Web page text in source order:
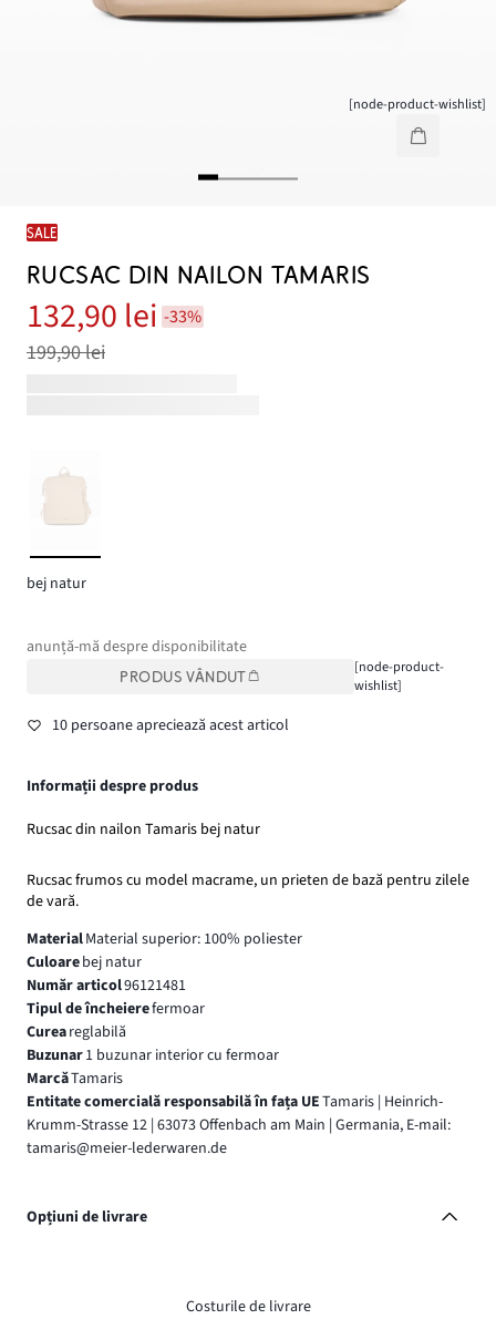
[node-product-wishlist]
SALE
RUCSAC DIN NAILON TAMARIS
132,90 lei -33%
199,90 lei
bej natur
anunță-mă despre disponibilitate
PRODUS VÂNDUT
[node-product-
wishlist]
10 persoane apreciează acest articol
Informații despre produs
Rucsac din nailon Tamaris bej natur
Rucsac frumos cu model macrame, un prieten de bază pentru zilele
de vară.
MaterialMaterial superior: 100% poliester
Culoarebej natur
Număr articol96121481
Tipul de încheierefermoar
Cureareglabilă
Buzunar1 buzunar interior cu fermoar
MarcăTamaris
Entitate comercială responsabilă în fața UETamaris | Heinrich-
Krumm-Strasse 12 | 63073 Offenbach am Main | Germania, E-mail:
tamaris@meier-lederwaren.de
Opțiuni de livrare
Costurile de livrare